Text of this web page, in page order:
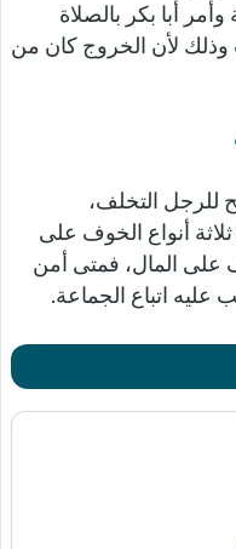
أبا بكر بالصلاة
وذلك لأن الخروج كان من
للرجل التخلف،
أنواع الخوف على
على المال، فمتى أمن
عليه اتباع الجماعة.